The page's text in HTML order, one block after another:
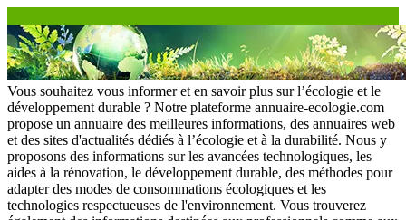
Vous souhaitez vous informer et en savoir plus sur l’écologie et le
développement durable ? Notre plateforme annuaire-ecologie.com
propose un annuaire des meilleures informations, des annuaires web
et des sites d'actualités dédiés à l’écologie et à la durabilité. Nous y
proposons des informations sur les avancées technologiques, les
aides à la rénovation, le développement durable, des méthodes pour
adapter des modes de consommations écologiques et les
technologies respectueuses de l'environnement. Vous trouverez